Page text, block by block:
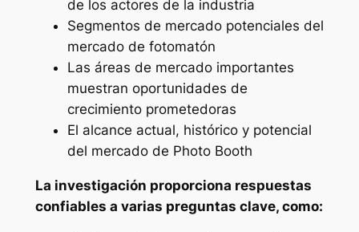
de los actores de la industria
Segmentos de mercado potenciales del
mercado de fotomatón
Las áreas de mercado importantes
muestran oportunidades de
crecimiento prometedoras
El alcance actual, histórico y potencial
del mercado de Photo Booth
La investigación proporciona respuestas
confiables a varias preguntas clave, como: